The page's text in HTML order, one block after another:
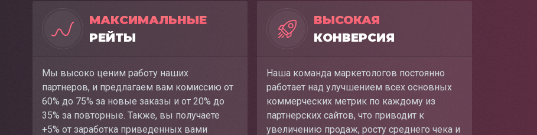
МАКСИМАЛЬНЫЕ
РЕЙТЫ
Мы высоко ценим работу наших
партнеров, и предлагаем вам комиссию от
60% до 75% за новые заказы и от 20% до
35% за повторные. Также, вы получаете
+5% от заработка приведенных вами
ВЫСОКАЯ
КОНВЕРСИЯ
Наша команда маркетологов постоянно
работает над улучшением всех основных
коммерческих метрик по каждому из
партнерских сайтов, что приводит к
увеличению продаж, росту среднего чека и